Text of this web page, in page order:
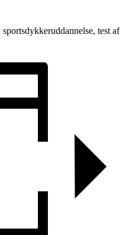
test af